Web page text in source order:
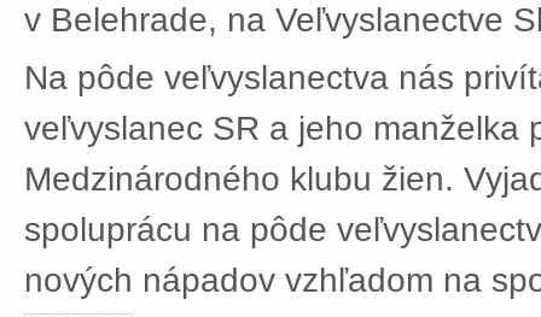
v Belehrade, na Veľvyslanectve
Na pôde veľvyslanectva nás
veľvyslanec SR a jeho manželka
Medzinárodného klubu žien.
spoluprácu na pôde
nových nápadov vzhľadom na